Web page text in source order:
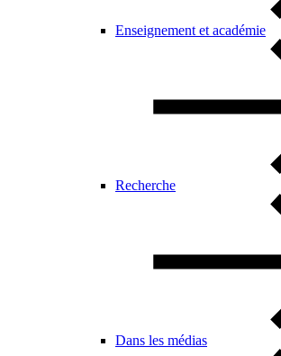
Enseignement et académie
Recherche
Dans les médias